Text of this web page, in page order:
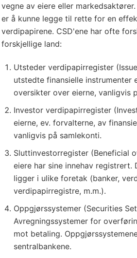
vegne av eiere eller
er å kunne legge til rette for en
verdipapirene. CSD'ene har ofte
forskjellige land:
Utsteder verdipapirregister
utstedte finansielle instrumenter
oversikter over eierne, vanligvis
Investor verdipapirregister
eierne, ev. forvalterne, av
vanligvis på samlekonti.
Sluttinvestorregister (Beneficial
eiere har sine innehav
ligger i ulike foretak (banker,
verdipapirregistre, m.m.).
Oppgjørssystemer (Securities
Avregningssystemer for
mot betaling.
sentralbankene.